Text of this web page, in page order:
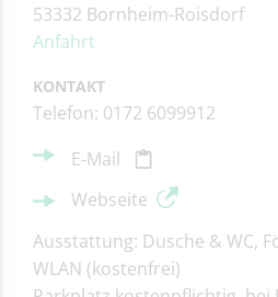
53332 Bornheim-Roisdorf
Anfahrt
KONTAKT
Telefon: 0172 6099912
E-Mail
Webseite
Ausstattung: Dusche & WC,
WLAN (kostenfrei)